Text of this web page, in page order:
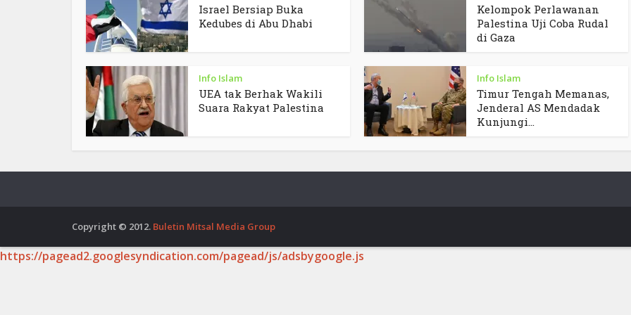
Israel Bersiap Buka
Kedubes di Abu Dhabi
Kelompok Perlawanan
Palestina Uji Coba Rudal
di Gaza
Info Islam
UEA tak Berhak Wakili
Suara Rakyat Palestina
Info Islam
Timur Tengah Memanas,
Jenderal AS Mendadak
Kunjungi...
Copyright © 2012. Buletin Mitsal Media Group
https://pagead2.googlesyndication.com/pagead/js/adsbygoogle.js